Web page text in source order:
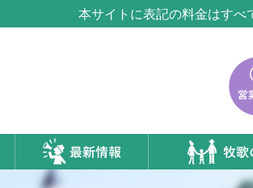
牧歌の里温泉『牧華』は12月中